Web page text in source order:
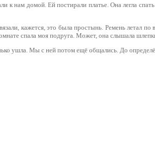
к нам домой. Ей поcтирали платье. Она легла
кажется, это была простынь. Ремень летал
спала моя подруга. Может, она слышала
ушла. Мы с ней потом ещё общались. До